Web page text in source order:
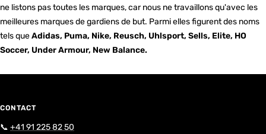
ne listons pas toutes les marques, car nous ne travaillons qu'avec les
meilleures marques de gardiens de but. Parmi elles figurent des noms
tels queAdidas, Puma, Nike, Reusch, Uhlsport, Sells, Elite, HO
Soccer, Under Armour, New Balance.
CONTACT
📞 +41 91 225 82 50